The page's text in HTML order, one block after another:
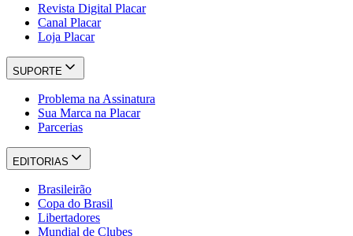
Revista Digital Placar
Canal Placar
Loja Placar
SUPORTE
Problema na Assinatura
Sua Marca na Placar
Parcerias
EDITORIAS
Brasileirão
Copa do Brasil
Libertadores
Mundial de Clubes